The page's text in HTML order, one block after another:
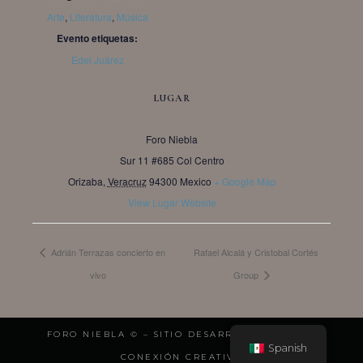
Arte, Literatura, Música
Evento etiquetas:
Edel Juárez
LUGAR
Foro Niebla
Sur 11 #685 Col Centro
Orizaba, Veracruz 94300 Mexico + Google Map
View Lugar Website
Adrián Terrazas concierto en
vivo
Rafael Alcalá y Cristobal Cortés
Group
FORO NIEBLA © – SITIO DESARROLLADO POR:
CONEXIÓN CREATIVA
Spanish